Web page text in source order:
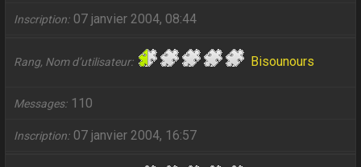
Inscription 07 janvier 2004, 08:44
Rang, Nom d’utilisateur Bisounours
Messages 110
Inscription 07 janvier 2004, 16:57